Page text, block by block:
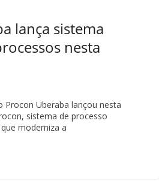
lança sistema
nesta
Procon Uberaba lançou nesta
sistema de processo
moderniza a